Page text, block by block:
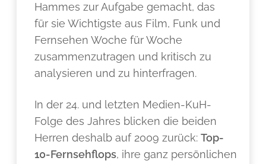
Hammes zur Aufgabe gemacht, das
für sie Wichtigste aus Film, Funk und
Fernsehen Woche für Woche
zusammenzutragen und kritisch zu
analysieren und zu hinterfragen.
In der 24. und letzten Medien-KuH-
Folge des Jahres blicken die beiden
Herren deshalb auf 2009 zurück:Top-
10-Fernsehflops, ihre ganz persönlichen